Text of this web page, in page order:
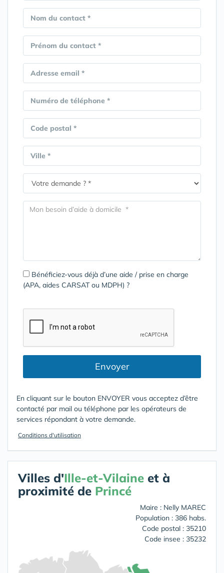
Nom du contact *
Prénom du contact *
Adresse email *
Numéro de téléphone *
Code postal *
Ville *
Bénéficiez-vous déjà d’une aide / prise en charge
(APA, aides CARSAT ou MDPH) ?
Envoyer
En cliquant sur le bouton ENVOYER vous acceptez d’être
contacté par mail ou téléphone par les opérateurs de
services répondant à votre demande.
Conditions d'utilisation
Villes d'Ille-et-Vilaine et à
proximité de Princé
Maire : Nelly MAREC
Population : 386 habs.
Code postal : 35210
Code insee : 35232